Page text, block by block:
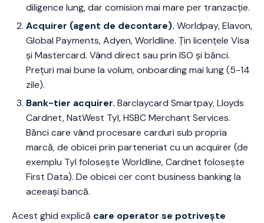
diligence lung, dar comision mai mare per tranzacție.
Acquirer (agent de decontare). Worldpay, Elavon,
Global Payments, Adyen, Worldline. Țin licențele Visa
și Mastercard. Vând direct sau prin ISO și bănci.
Prețuri mai bune la volum, onboarding mai lung (5-14
zile).
Bank-tier acquirer. Barclaycard Smartpay, Lloyds
Cardnet, NatWest Tyl, HSBC Merchant Services.
Bănci care vând procesare carduri sub propria
marcă, de obicei prin parteneriat cu un acquirer (de
exemplu Tyl folosește Worldline, Cardnet folosește
First Data). De obicei cer cont business banking la
aceeași bancă.
Acest ghid explică care operator se potrivește